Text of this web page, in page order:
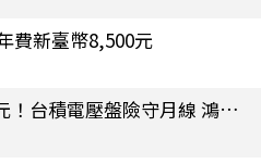
費新臺幣8,500元
三大法人買超驟降至45億元！台積電壓盤險守月線 鴻海、奇鋐接棒撐盤